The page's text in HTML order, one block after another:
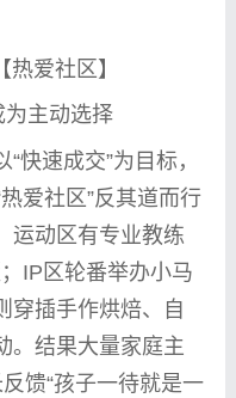
热爱社区】
为主动选择
快速成交”为目标，
爱社区”反其道而行
运动区有专业教练
IP区轮番举办小马
穿插手作烘焙、自
。结果大量家庭主
馈“孩子一待就是一